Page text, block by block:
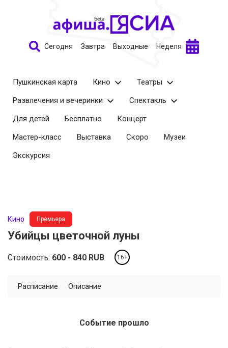
Сегодня Завтра Выходные Неделя
Пушкинская карта Кино
Театры
Развлечения и вечеринки
Спектакль
Для детей
Бесплатно
Концерт
Мастер-класс
Выставка Скоро
Музеи
Экскурсия
Кино Премьера
Убийцы цветочной луны
Стоимость: 600 840 RUB 16+
Расписание Описание
Событие прошло